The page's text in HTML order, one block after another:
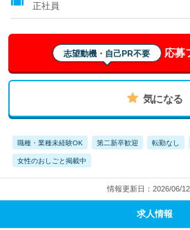
正社員
志望動機・自己PR不要 応募
気になる
職種・業種未経験OK 第二新卒歓迎 転勤なし
女性のおしごと掲載中
情報更新日：2026/06/12
求人情報